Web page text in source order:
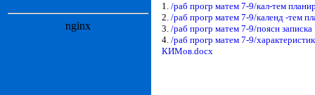
1. /раб прогр матем 7-9/кал-тем
2. /раб прогр матем 7-9/календ -тем
3. /раб прогр матем 7-9/поясн
4. /раб прогр матем 7-9/
КИМов.docx